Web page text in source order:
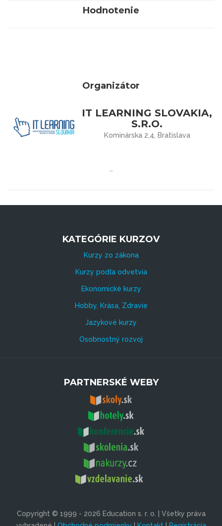
Hodnotenie
Organizátor
IT LEARNING SLOVAKIA,
S.R.O.
Kominárska 2,4, Bratislava
KATEGÓRIE KURZOV
Kurzy zo zákona
Kurzy podľa odvetvia
Ekonomické kurzy
Hobby, Krása, Zdravie
Jazykové kurzy
Osobnostný rozvoj
PARTNERSKÉ WEBY
Copyright © 1999 - 2026 Education s. r. o. | Všetky práva